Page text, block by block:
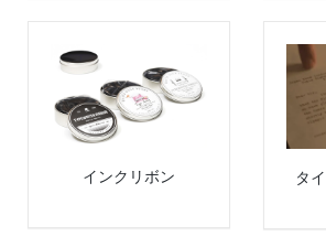
インクリボン タ